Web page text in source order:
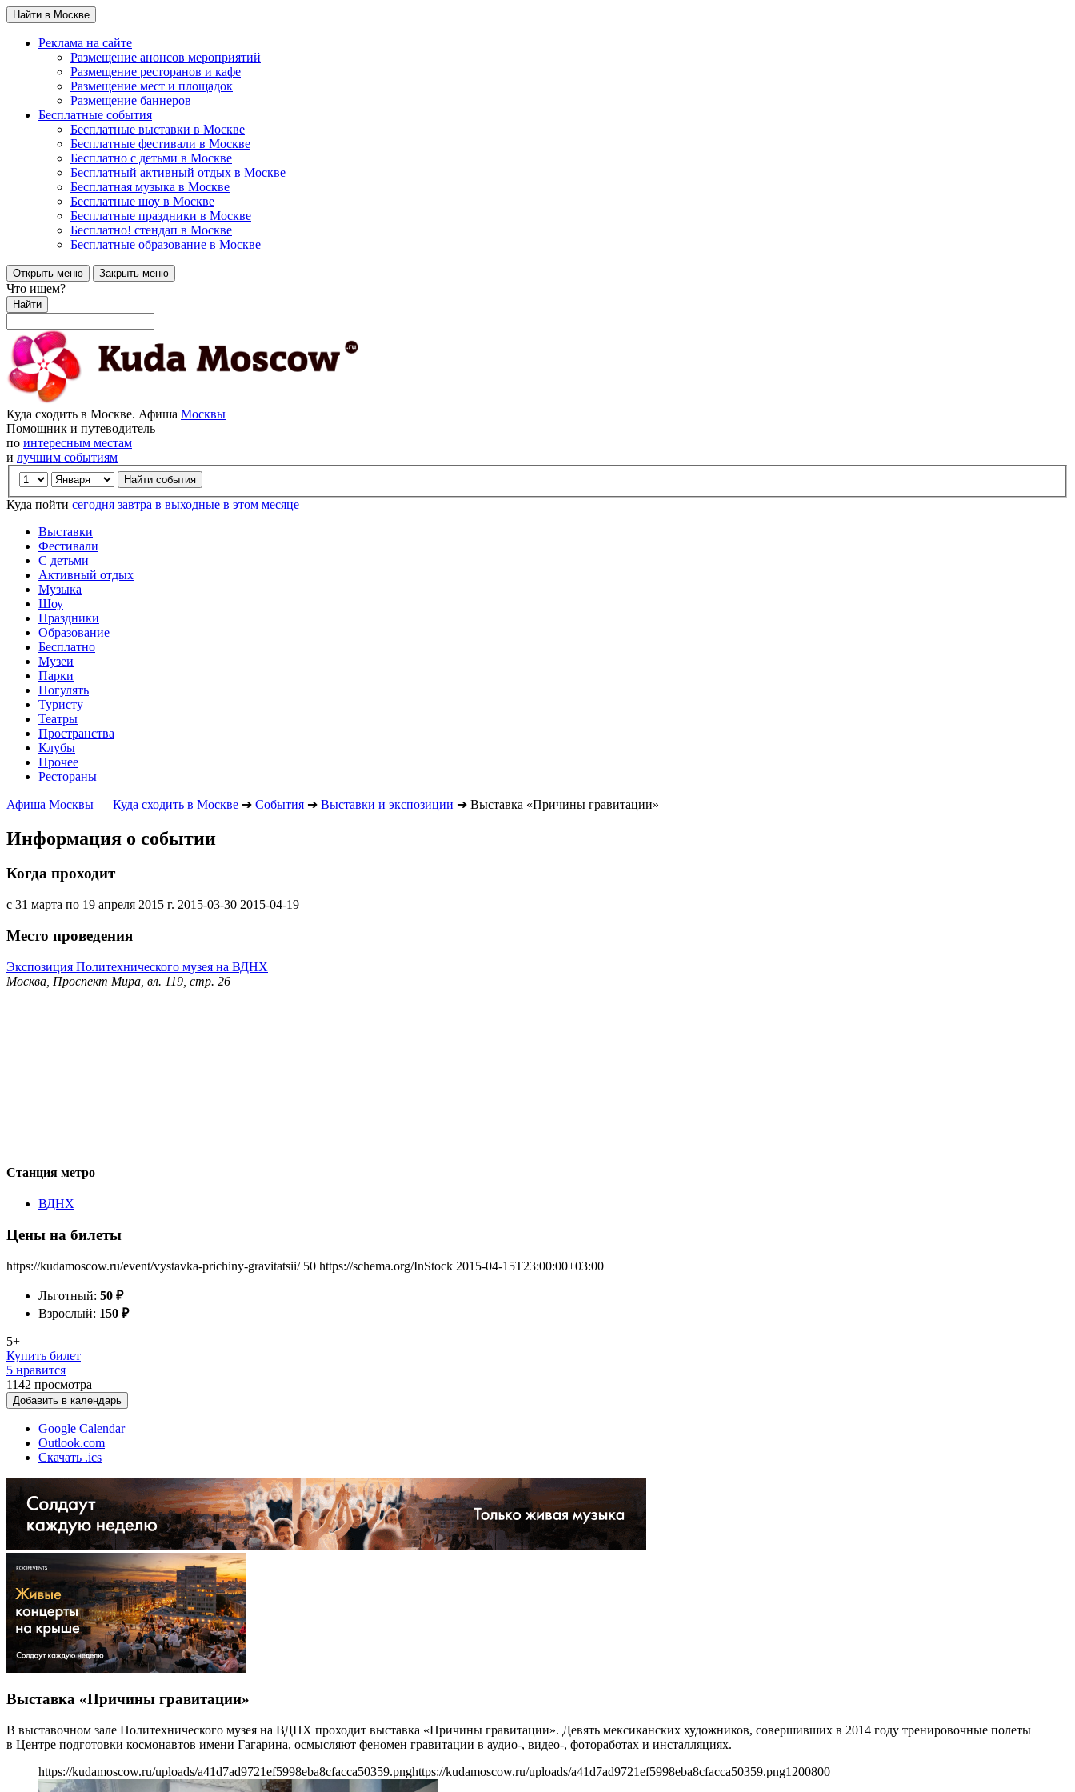
Найти в Москве
Реклама на сайте
Размещение анонсов мероприятий
Размещение ресторанов и кафе
Размещение мест и площадок
Размещение баннеров
Бесплатные события
Бесплатные выставки в Москве
Бесплатные фестивали в Москве
Бесплатно с детьми в Москве
Бесплатный активный отдых в Москве
Бесплатная музыка в Москве
Бесплатные шоу в Москве
Бесплатные праздники в Москве
Бесплатно! стендап в Москве
Бесплатные образование в Москве
Открыть меню Закрыть меню
Что ищем?
Найти
Куда сходить в Москве. Афиша Москвы
Помощник и путеводитель
по интересным местам
и лучшим событиям
Куда пойти сегодня завтра в выходные в этом месяце
Выставки
Фестивали
С детьми
Активный отдых
Музыка
Шоу
Праздники
Образование
Бесплатно
Музеи
Парки
Погулять
Туристу
Театры
Пространства
Клубы
Прочее
Рестораны
Афиша Москвы — Куда сходить в Москве ➔ События ➔ Выставки и экспозиции ➔ Выставка «Причины гравитации»
Информация о событии
Когда проходит
с 31 марта по 19 апреля 2015 г. 2015-03-30 2015-04-19
Место проведения
Экспозиция Политехнического музея на ВДНХ
Москва, Проспект Мира, вл. 119, стр. 26
Станция метро
ВДНХ
Цены на билеты
https://kudamoscow.ru/event/vystavka-prichiny-gravitatsii/ 50 https://schema.org/InStock 2015-04-15T23:00:00+03:00
Льготный: 50 ₽
Взрослый: 150 ₽
5+
Купить билет
5 нравится
1142 просмотра
Добавить в календарь
Google Calendar
Outlook.com
Скачать .ics
Выставка «Причины гравитации»
В выставочном зале Политехнического музея на ВДНХ проходит выставка «Причины гравитации». Девять мексиканских художников, совершивших в 2014 году тренировочные полеты
в Центре подготовки космонавтов имени Гагарина, осмысляют феномен гравитации в аудио-, видео-, фотоработах и инсталляциях.
https://kudamoscow.ru/uploads/a41d7ad9721ef5998eba8cfacca50359.pnghttps://kudamoscow.ru/uploads/a41d7ad9721ef5998eba8cfacca50359.png1200800